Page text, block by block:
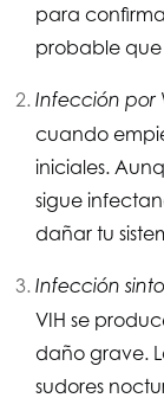
para
probable que
Infección por
cuando
iniciales.
sigue
dañar tu
Infección
VIH se
daño grave.
sudores